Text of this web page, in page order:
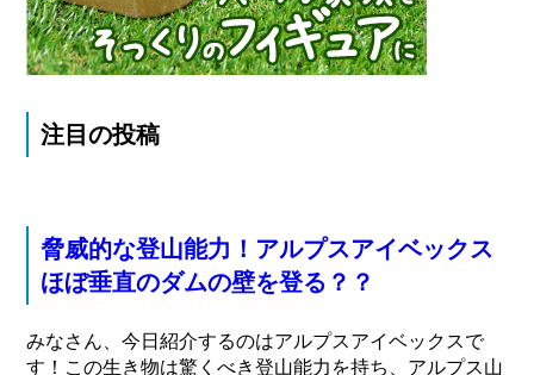
注目の投稿
脅威的な登山能力！アルプスアイベックス
ほぼ垂直のダムの壁を登る？？
みなさん、今日紹介するのはアルプスアイベックスで
す！この生き物は驚くべき登山能力を持ち、アルプス山